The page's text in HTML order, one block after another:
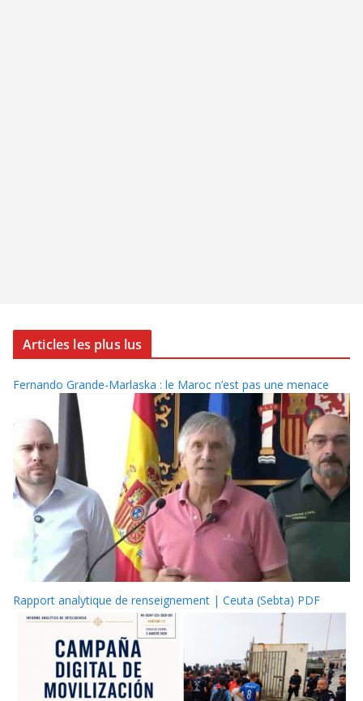
Articles les plus lus
Fernando Grande-Marlaska : le Maroc n’est pas une menace
Rapport analytique de renseignement | Ceuta (Sebta) PDF